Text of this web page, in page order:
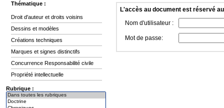
Thématique :
Droit d'auteur et droits voisins
Dessins et modèles
Créations techniques
Marques et signes distinctifs
Concurrence Responsabilité civile
Propriété intellectuelle
Rubrique :
L'accès au document est réservé
Nom d'utilisateur :
Mot de passe: